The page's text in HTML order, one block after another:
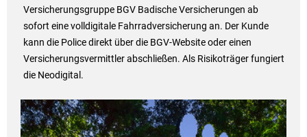
Versicherungsgruppe BGV Badische Versicherungen ab
sofort eine volldigitale Fahrradversicherung an. Der Kunde
kann die Police direkt über die BGV-Website oder einen
Versicherungsvermittler abschließen. Als Risikoträger fungiert
die Neodigital.